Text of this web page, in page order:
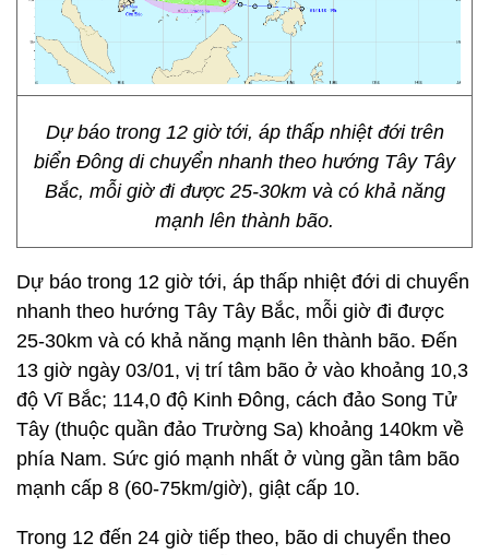
Dự báo trong 12 giờ tới, áp thấp nhiệt đới trên
biển Đông di chuyển nhanh theo hướng Tây Tây
Bắc, mỗi giờ đi được 25-30km và có khả năng
mạnh lên thành bão.
Dự báo trong 12 giờ tới, áp thấp nhiệt đới di chuyển
nhanh theo hướng Tây Tây Bắc, mỗi giờ đi được
25-30km và có khả năng mạnh lên thành bão. Đến
13 giờ ngày 03/01, vị trí tâm bão ở vào khoảng 10,3
độ Vĩ Bắc; 114,0 độ Kinh Đông, cách đảo Song Tử
Tây (thuộc quần đảo Trường Sa) khoảng 140km về
phía Nam. Sức gió mạnh nhất ở vùng gần tâm bão
mạnh cấp 8 (60-75km/giờ), giật cấp 10.
Trong 12 đến 24 giờ tiếp theo, bão di chuyển theo